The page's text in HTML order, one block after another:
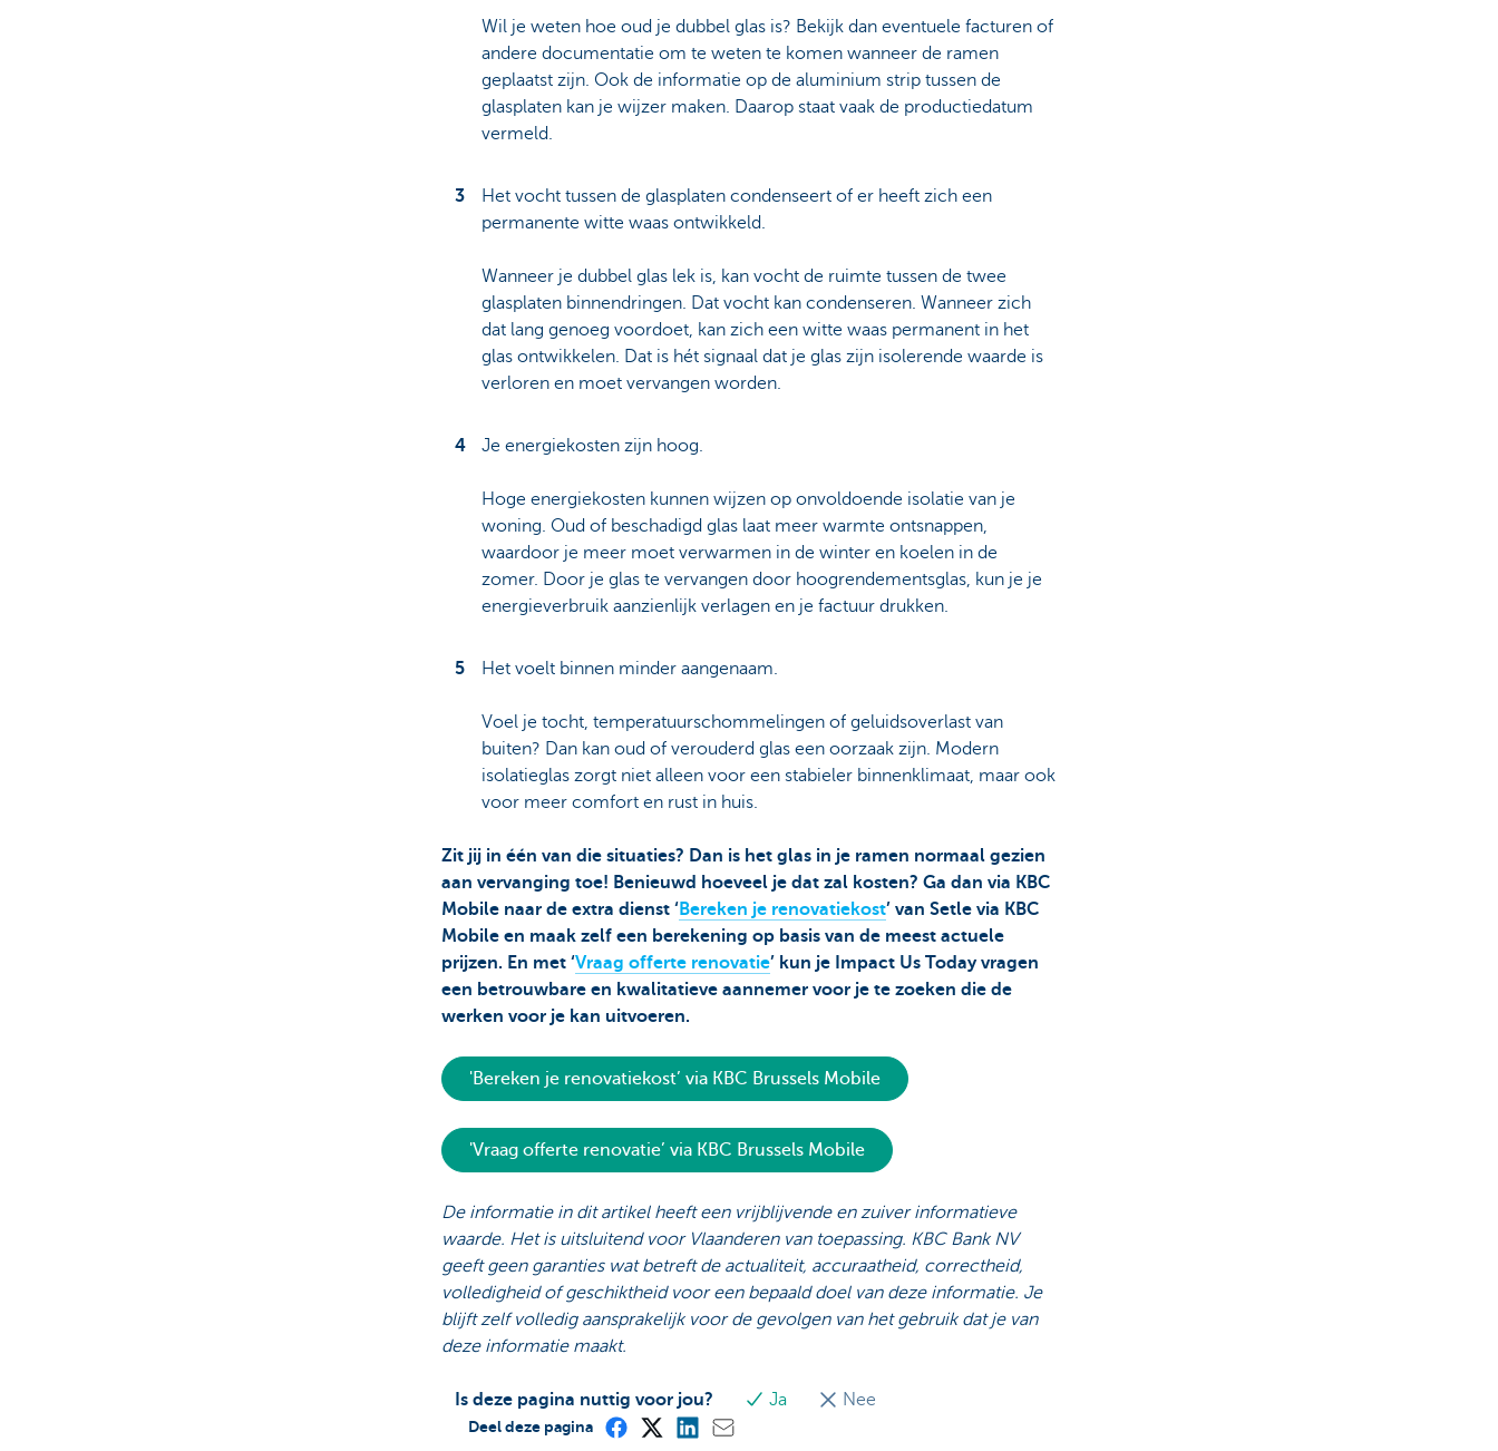
Wil je weten hoe oud je dubbel glas is? Bekijk dan eventuele facturen of
andere documentatie om te weten te komen wanneer de ramen
geplaatst zijn. Ook de informatie op de aluminium strip tussen de
glasplaten kan je wijzer maken. Daarop staat vaak de productiedatum
vermeld.
Het vocht tussen de glasplaten condenseert of er heeft zich een
permanente witte waas ontwikkeld.
Wanneer je dubbel glas lek is, kan vocht de ruimte tussen de twee
glasplaten binnendringen. Dat vocht kan condenseren. Wanneer zich
dat lang genoeg voordoet, kan zich een witte waas permanent in het
glas ontwikkelen. Dat is hét signaal dat je glas zijn isolerende waarde is
verloren en moet vervangen worden.
Je energiekosten zijn hoog.
Hoge energiekosten kunnen wijzen op onvoldoende isolatie van je
woning. Oud of beschadigd glas laat meer warmte ontsnappen,
waardoor je meer moet verwarmen in de winter en koelen in de
zomer. Door je glas te vervangen door hoogrendementsglas, kun je je
energieverbruik aanzienlijk verlagen en je factuur drukken.
Het voelt binnen minder aangenaam.
Voel je tocht, temperatuurschommelingen of geluidsoverlast van
buiten? Dan kan oud of verouderd glas een oorzaak zijn. Modern
isolatieglas zorgt niet alleen voor een stabieler binnenklimaat, maar ook
voor meer comfort en rust in huis.
Zit jij in één van die situaties? Dan is het glas in je ramen normaal gezien
aan vervanging toe! Benieuwd hoeveel je dat zal kosten? Ga dan via KBC
Mobile naar de extra dienst ‘Bereken je renovatiekost’ van Setle via KBC
Mobile en maak zelf een berekening op basis van de meest actuele
prijzen. En met ‘Vraag offerte renovatie’ kun je Impact Us Today vragen
een betrouwbare en kwalitatieve aannemer voor je te zoeken die de
werken voor je kan uitvoeren.
'Bereken je renovatiekost’ via KBC Brussels Mobile
'Vraag offerte renovatie’ via KBC Brussels Mobile
De informatie in dit artikel heeft een vrijblijvende en zuiver informatieve
waarde. Het is uitsluitend voor Vlaanderen van toepassing. KBC Bank NV
geeft geen garanties wat betreft de actualiteit, accuraatheid, correctheid,
volledigheid of geschiktheid voor een bepaald doel van deze informatie. Je
blijft zelf volledig aansprakelijk voor de gevolgen van het gebruik dat je van
deze informatie maakt.
Is deze pagina nuttig voor jou? Ja Nee
Deel deze pagina